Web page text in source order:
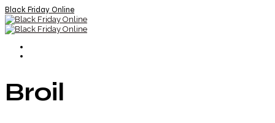
Black Friday Online
Broil